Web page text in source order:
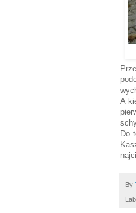
A
Do
By